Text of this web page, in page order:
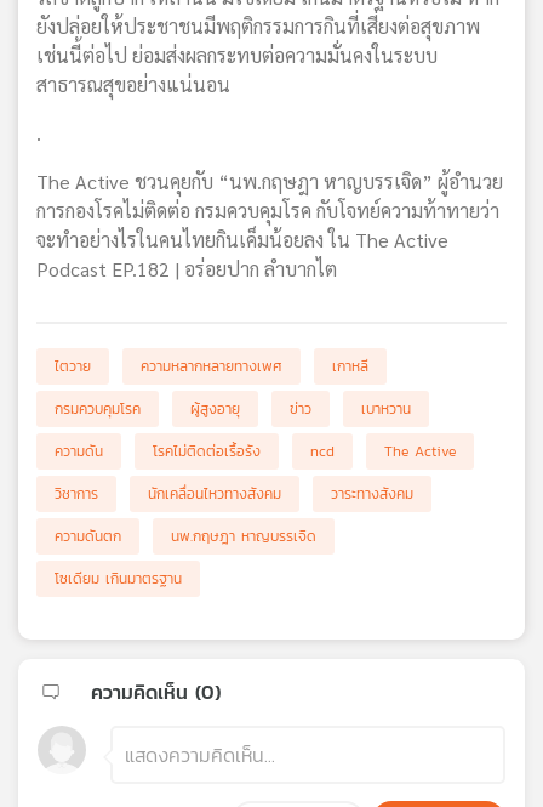
ยังปล่อยให้ประชาชนมีพฤติกรรมการกินที่เสี่ยงต่อสุขภาพ
เช่นนี้ต่อไป ย่อมส่งผลกระทบต่อความมั่นคงในระบบ
สาธารณสุขอย่างแน่นอน
.
The Active ชวนคุยกับ “นพ.กฤษฎา หาญบรรเจิด” ผู้อำนวย
การกองโรคไม่ติดต่อ กรมควบคุมโรค กับโจทย์ความท้าทายว่า
จะทำอย่างไรในคนไทยกินเค็มน้อยลง ใน The Active
Podcast EP.182 | อร่อยปาก ลำบากไต
ไตวาย ความหลากหลายทางเพศ
เกาหลี
กรมควบคุมโรค
ผู้สูงอายุ ข่าว
เบาหวาน
ความดัน
โรคไม่ติดต่อเรื้อรัง ncd
The Active
วิชาการ
นักเคลื่อนไหวทางสังคม
วาระทางสังคม
ความดันตก
นพ.กฤษฎา หาญบรรเจิด
โซเดียม เกินมาตรฐาน
ความคิดเห็น (0)